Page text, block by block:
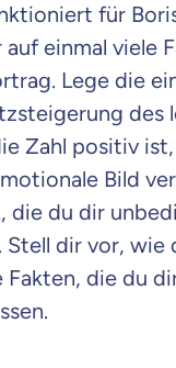
für
einmal viele
Lege die
Zahl positiv
Bild
die du dir
Stell dir vor,
Fakten, die du
erkläre ich meine